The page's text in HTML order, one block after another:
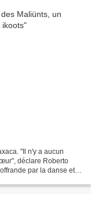
"Il n'y a aucun
déclare Roberto
par la danse et